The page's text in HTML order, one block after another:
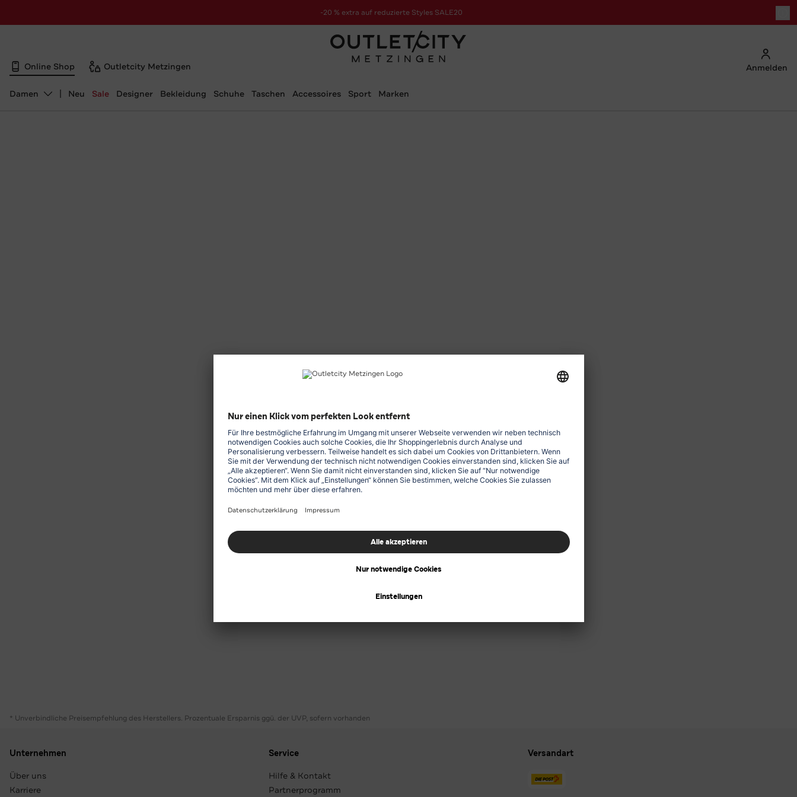
-20 % extra auf reduzierte Styles SALE20
zur Aktion
Online Shop Outletcity Metzingen Anmelden
Abteilung ändern, ausgewählt:
Damen Neu Sale Designer Bekleidung Schuhe Taschen Accessoires Sport Marken
* Unverbindliche Preisempfehlung des Herstellers. Prozentuale Ersparnis ggü. der UVP, sofern vorhanden
Unternehmen
Über uns
Karriere
Service
Hilfe & Kontakt
Partnerprogramm
Versandart